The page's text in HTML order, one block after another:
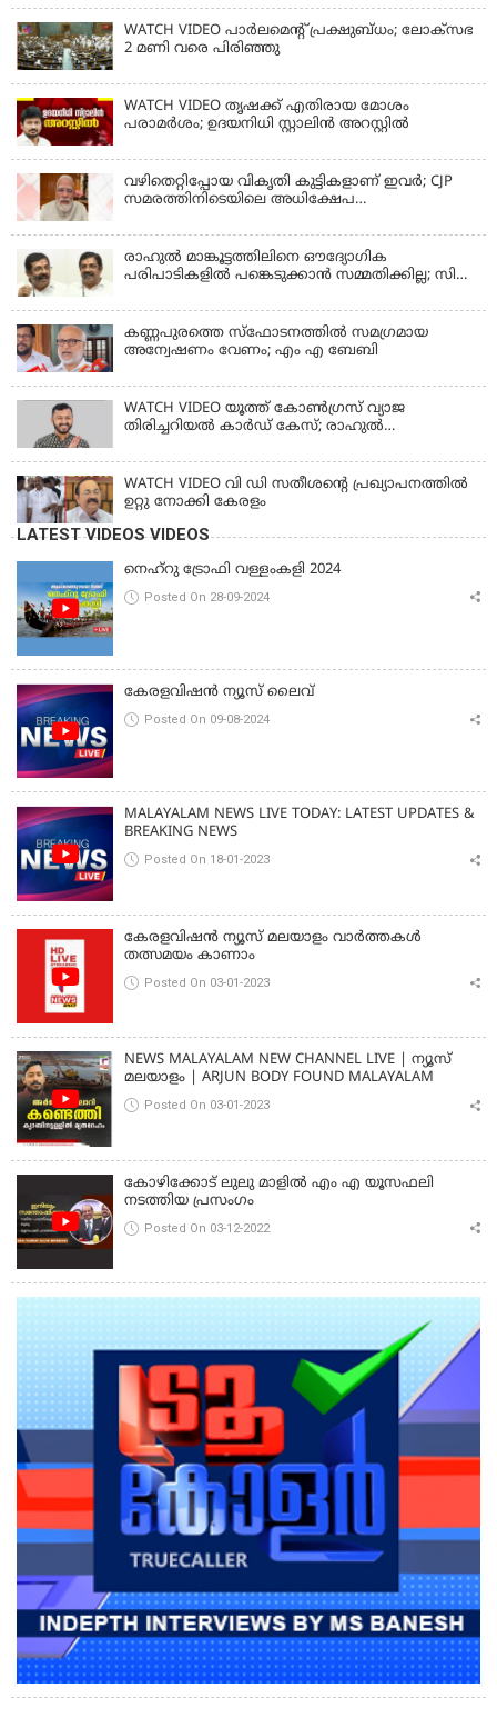
WATCH VIDEO പാർലമെൻ്റ് പ്രക്ഷുബ്ധം; ലോക്സഭ
2 മണി വരെ പിരിഞ്ഞു
WATCH VIDEO തൃഷക്ക് എതിരായ മോശം
പരാമര്‍ശം; ഉദയനിധി സ്റ്റാലിൻ അറസ്റ്റിൽ
വഴിതെറ്റിപ്പോയ വികൃതി കുട്ടികളാണ് ഇവര്‍; CJP
സമരത്തിനിടെയിലെ അധിക്ഷേപ
രാഹുല്‍ മാങ്കൂട്ടത്തിലിനെ ഔദ്യോഗിക
പരിപാടികളില്‍ പങ്കെടുക്കാന്‍ സമ്മതിക്കില്ല; സി
കണ്ണപുരത്തെ സ്‌ഫോടനത്തില്‍ സമഗ്രമായ
അന്വേഷണം വേണം; എം എ ബേബി
WATCH VIDEO യൂത്ത് കോൺഗ്രസ് വ്യാജ
തിരിച്ചറിയൽ കാർഡ് കേസ്; രാഹുൽ
WATCH VIDEO വി ഡി സതീശൻ്റെ പ്രഖ്യാപനത്തിൽ
ഉറ്റു നോക്കി കേരളം
LATEST VIDEOS VIDEOS
നെഹ്‌റു ട്രോഫി വള്ളംകളി 2024
Posted On 28-09-2024
കേരളവിഷൻ ന്യൂസ് ലൈവ്
Posted On 09-08-2024
MALAYALAM NEWS LIVE TODAY: LATEST UPDATES &
BREAKING NEWS
Posted On 18-01-2023
കേരളവിഷൻ ന്യൂസ് മലയാളം വാർത്തകൾ
തത്സമയം കാണാം
Posted On 03-01-2023
NEWS MALAYALAM NEW CHANNEL LIVE | ന്യൂസ്
മലയാളം | ARJUN BODY FOUND MALAYALAM
Posted On 03-01-2023
കോഴിക്കോട് ലുലു മാളിൽ എം എ യൂസഫലി
നടത്തിയ പ്രസംഗം
Posted On 03-12-2022